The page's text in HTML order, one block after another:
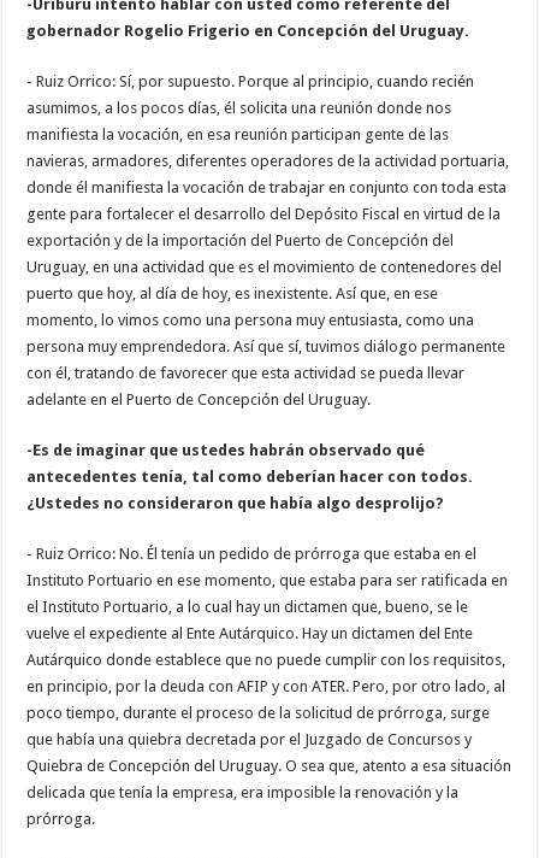
-Uriburu intentó hablar con usted como referente del
gobernador Rogelio Frigerio en Concepción del Uruguay.
- Ruiz Orrico: Sí, por supuesto. Porque al principio, cuando recién
asumimos, a los pocos días, él solicita una reunión donde nos
manifiesta la vocación, en esa reunión participan gente de las
navieras, armadores, diferentes operadores de la actividad portuaria,
donde él manifiesta la vocación de trabajar en conjunto con toda esta
gente para fortalecer el desarrollo del Depósito Fiscal en virtud de la
exportación y de la importación del Puerto de Concepción del
Uruguay, en una actividad que es el movimiento de contenedores del
puerto que hoy, al día de hoy, es inexistente. Así que, en ese
momento, lo vimos como una persona muy entusiasta, como una
persona muy emprendedora. Así que sí, tuvimos diálogo permanente
con él, tratando de favorecer que esta actividad se pueda llevar
adelante en el Puerto de Concepción del Uruguay.
-Es de imaginar que ustedes habrán observado qué
antecedentes tenía, tal como deberían hacer con todos.
¿Ustedes no consideraron que había algo desprolijo?
- Ruiz Orrico: No. Él tenía un pedido de prórroga que estaba en el
Instituto Portuario en ese momento, que estaba para ser ratificada en
el Instituto Portuario, a lo cual hay un dictamen que, bueno, se le
vuelve el expediente al Ente Autárquico. Hay un dictamen del Ente
Autárquico donde establece que no puede cumplir con los requisitos,
en principio, por la deuda con AFIP y con ATER. Pero, por otro lado, al
poco tiempo, durante el proceso de la solicitud de prórroga, surge
que había una quiebra decretada por el Juzgado de Concursos y
Quiebra de Concepción del Uruguay. O sea que, atento a esa situación
delicada que tenía la empresa, era imposible la renovación y la
prórroga.